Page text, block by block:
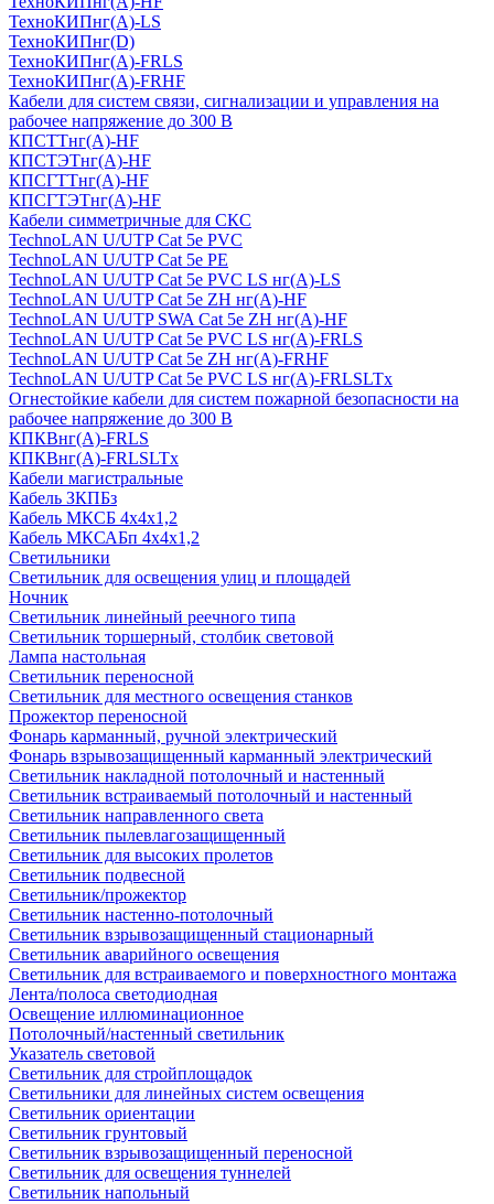
ТеxноКИПнг(A)-LS
ТеxноКИПнг(D)
ТехноКИПнг(A)-FRLS
ТехноКИПнг(A)-FRHF
Кабели для систем связи, сигнализации и управления на
рабочее напряжение до 300 В
КПСТТнг(A)-HF
КПСТЭТнг(A)-HF
КПСГТТнг(A)-HF
КПСГТЭТнг(A)-HF
Кабели симметричные для СКС
TechnoLAN U/UTP Cat 5e PVC
TechnoLAN U/UTP Cat 5e PE
TechnoLAN U/UTP Cat 5e PVC LS нг(A)-LS
TechnoLAN U/UTP Cat 5e ZH нг(A)-HF
TechnoLAN U/UTP SWA Cat 5e ZH нг(A)-HF
TechnoLAN U/UTP Cat 5e PVC LS нг(A)-FRLS
TechnoLAN U/UTP Cat 5e ZH нг(A)-FRHF
TechnoLAN U/UTP Cat 5e PVC LS нг(A)-FRLSLTx
Огнестойкие кабели для систем пожарной безопасности на
рабочее напряжение до 300 В
КПКВнг(A)-FRLS
КПКВнг(A)-FRLSLTx
Кабели магистральные
Кабель ЗКПБз
Кабель МКСБ 4х4х1,2
Кабель МКСАБп 4х4х1,2
Светильники
Светильник для освещения улиц и площадей
Ночник
Светильник линейный реечного типа
Светильник торшерный, столбик световой
Лампа настольная
Светильник переносной
Светильник для местного освещения станков
Прожектор переносной
Фонарь карманный, ручной электрический
Фонарь взрывозащищенный карманный электрический
Светильник накладной потолочный и настенный
Светильник встраиваемый потолочный и настенный
Светильник направленного света
Светильник пылевлагозащищенный
Светильник для высоких пролетов
Светильник подвесной
Светильник/прожектор
Светильник настенно-потолочный
Светильник взрывозащищенный стационарный
Светильник аварийного освещения
Светильник для встраиваемого и поверхностного монтажа
Лента/полоса светодиодная
Освещение иллюминационное
Потолочный/настенный светильник
Указатель световой
Светильник для стройплощадок
Светильники для линейных систем освещения
Светильник ориентации
Светильник грунтовый
Светильник взрывозащищенный переносной
Светильник для освещения туннелей
Светильник напольный